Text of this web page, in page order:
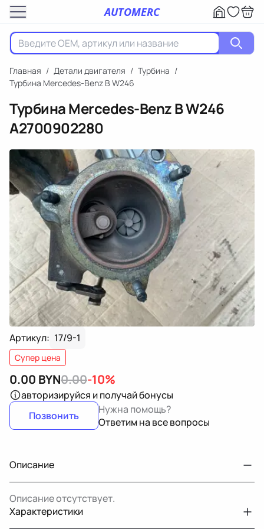
AUTOMERC
Главная / Детали двигателя / Турбина /
Турбина Mercedes-Benz B W246
Турбина Mercedes-Benz B W246
A2700902280
Артикул: 17/9-1
Супер цена
0.00 BYN0.00-10%
авторизируйся и получай бонусы
Позвонить
Нужна помощь?
Ответим на все вопросы
Описание
Описание отсутствует.
Характеристики